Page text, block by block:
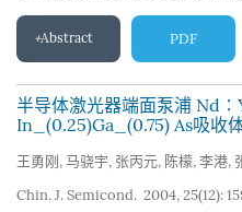
Abstract PDF
半导体激光器端面泵浦
In_(0.25)Ga_(0.75) As吸收
王勇刚 , 马骁宇, 张丙元, 陈檬, 李港,
Chin. J. Semicond. 2004, 25(12):